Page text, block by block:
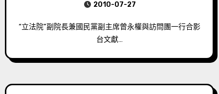
2010-07-27
“立法院”副院長兼國民黨副主席曾永權與訪問團一行合影
台文獻…